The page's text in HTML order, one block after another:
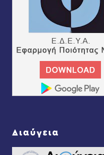
Διαύγεια